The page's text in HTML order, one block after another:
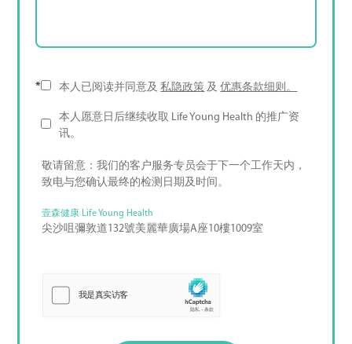
* 本人已阅读并同意及私隐政策 及优惠条款细则。
本人愿意日后继续收取 Life Young Health 的推广资
讯。
敬请留意：我们的客户服务专员会于下一个工作天内，
致电与您确认最终的检测日期及时间。
壹森健康 Life Young Health
尖沙咀彌敦道132號美麗華廣場A座10樓1009室